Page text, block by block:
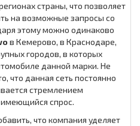
страны, что позволяет
на возможные запросы со
этому можно одинаково
в Кемерово, в Краснодаре,
городов, в которых
данной марки. Не
что данная сеть постоянно
стремлением
спрос.
что компания уделяет